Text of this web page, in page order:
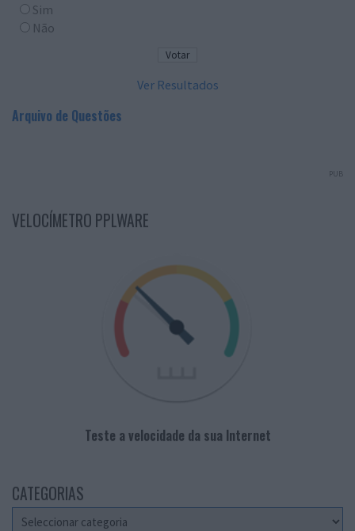
Sim
Não
Ver Resultados
Arquivo de Questões
PUB
VELOCÍMETRO PPLWARE
Teste a velocidade da sua Internet
CATEGORIAS
Categorias